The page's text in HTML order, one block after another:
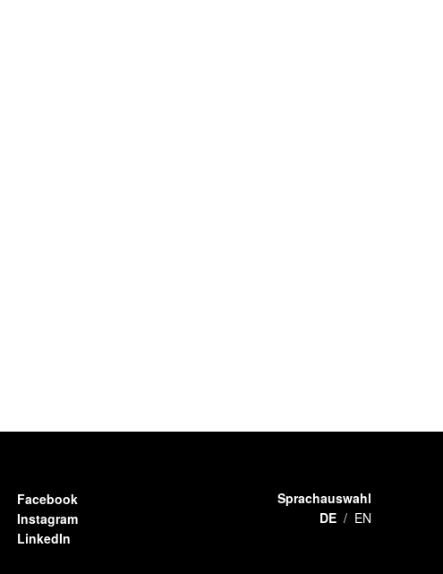
Facebook
Instagram
LinkedIn
Sprachauswahl
DE
EN